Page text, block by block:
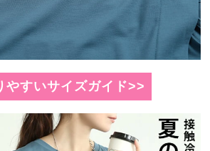
やすいサイズガイド>>